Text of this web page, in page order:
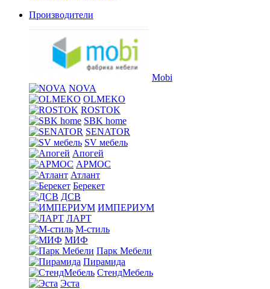
Производители
Mobi
NOVA
OLMEKO
ROSTOK
SBK home
SENATOR
SV мебель
Апогей
АРМОС
Атлант
Берекет
ДСВ
ИМПЕРИУМ
ЛАРТ
М-стиль
МИФ
Парк Мебели
Пирамида
СтендМебель
Эста